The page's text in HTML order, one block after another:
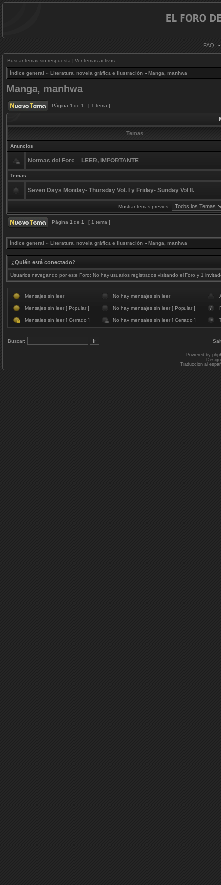
FAQ •
Buscar temas sin respuesta | Ver temas activos
Índice general » Literatura, novela gráfica e ilustración » Manga, manhwa
Manga, manhwa
Página 1 de 1 [ 1 tema ]
Temas
Anuncios
Normas del Foro -- LEER, IMPORTANTE
Temas
Seven Days Monday- Thursday Vol. I y Friday- Sunday Vol II.
Mostrar temas previos:
Página 1 de 1 [ 1 tema ]
Índice general » Literatura, novela gráfica e ilustración » Manga, manhwa
¿Quién está conectado?
Usuarios navegando por este Foro: No hay usuarios registrados visitando el Foro y 1
Mensajes sin leer No hay mensajes sin leer
Mensajes sin leer [ Popular ] No hay mensajes sin leer [ Popular ]
Mensajes sin leer [ Cerrado ] No hay mensajes sin leer [ Cerrado ]
Buscar:
Powered by
Traducción al